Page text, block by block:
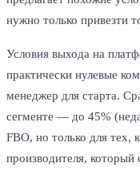
нужно только привезти
Условия выхода на
практически нулевые
менеджер для старта.
сегменте — до 45%
FBO, но только для тех,
производителя, который